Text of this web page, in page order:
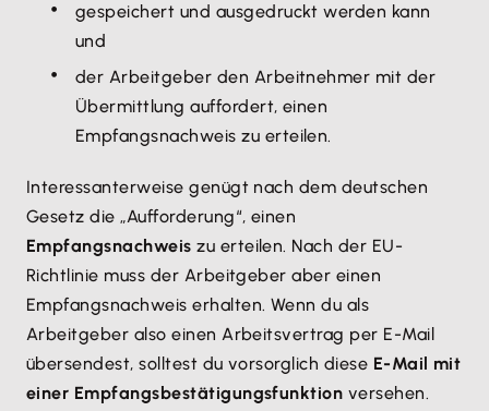
gespeichert und ausgedruckt werden kann
und
der Arbeitgeber den Arbeitnehmer mit der
Übermittlung auffordert, einen
Empfangsnachweis zu erteilen.
Interessanterweise genügt nach dem deutschen
Gesetz die „Aufforderung“, einen
Empfangsnachweiszu erteilen. Nach der EU-
Richtlinie muss der Arbeitgeber aber einen
Empfangsnachweis erhalten. Wenn du als
Arbeitgeber also einen Arbeitsvertrag per E-Mail
übersendest, solltest du vorsorglich diese E-Mail mit
einer Empfangsbestätigungsfunktion versehen.